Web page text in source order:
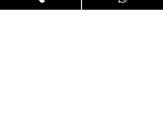
הסיבים 40 פתח תקווה, פינת הערבה 1 גבעת שמואל
(בניין SIV) קומה שנייה.